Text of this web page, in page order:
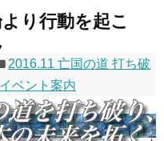
り行動を起こ
2016.11 亡国の道 打ち破
ベント案内